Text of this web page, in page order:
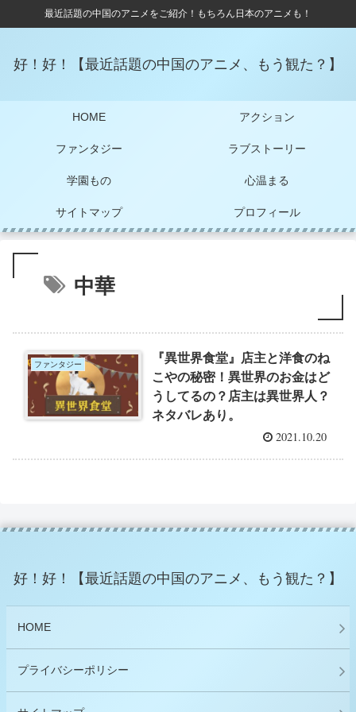
最近話題の中国のアニメをご紹介！もちろん日本のアニメも！
好！好！【最近話題の中国のアニメ、もう観た？】
HOME アクション
ファンタジー ラブストーリー
学園もの 心温まる
サイトマップ プロフィール
中華
ファンタジー
『異世界食堂』店主と洋食のね
こやの秘密！異世界のお金はど
うしてるの？店主は異世界人？
ネタバレあり。
2021.10.20
好！好！【最近話題の中国のアニメ、もう観た？】
HOME
プライバシーポリシー